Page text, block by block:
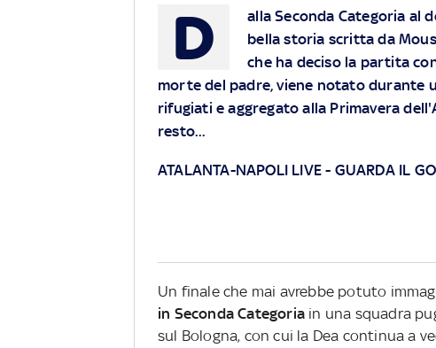
D
alla Seconda Categoria al
bella storia scritta da
che ha deciso la partita
morte del padre, viene notato durante
rifugiati e aggregato alla Primavera
resto...
ATALANTA-NAPOLI LIVE - GUARDA IL
Un finale che mai avrebbe potuto
in Seconda Categoria in una squadra
sul Bologna, con cui la Dea continua a